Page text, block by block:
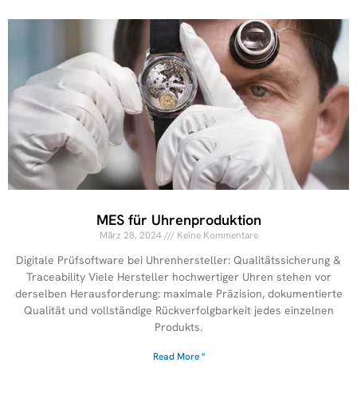
MES für Uhrenproduktion
März 28, 2024 Keine Kommentare
Digitale Prüfsoftware bei Uhrenhersteller: Qualitätssicherung &
Traceability Viele Hersteller hochwertiger Uhren stehen vor
derselben Herausforderung: maximale Präzision, dokumentierte
Qualität und vollständige Rückverfolgbarkeit jedes einzelnen
Produkts.
Read More "